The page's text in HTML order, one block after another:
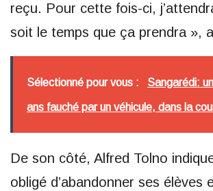
reçu. Pour cette fois-ci,
soit le temps que ça prendra »,
Sélectionné pour vous : Sangarédi:
ans fauché par un véhicule, dans la
De son côté, Alfred Tolno
obligé d’abandonner ses élèves